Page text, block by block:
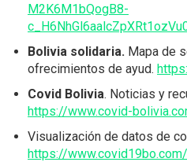
M2K6M1bQogB8-
Bolivia solidaria. Mapa de
ofrecimientos de ayud.
Covid Bolivia. Noticias y
https://www.covid-
Visualización de datos de
https://www.covid19bo.com/